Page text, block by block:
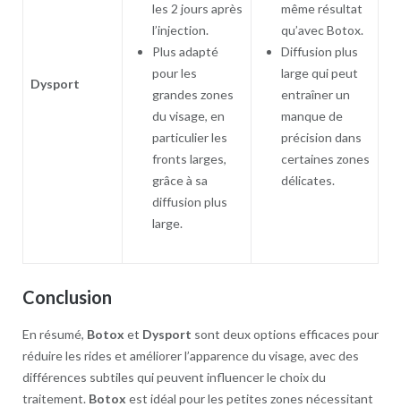
Dysport
les 2 jours après
l’injection.
Plus adapté
pour les
grandes zones
du visage, en
particulier les
fronts larges,
grâce à sa
diffusion plus
large.
même résultat
qu’avec Botox.
Diffusion plus
large qui peut
entraîner un
manque de
précision dans
certaines zones
délicates.
Conclusion
En résumé, Botox et Dysport sont deux options efficaces pour
réduire les rides et améliorer l’apparence du visage, avec des
différences subtiles qui peuvent influencer le choix du
traitement. Botox est idéal pour les petites zones nécessitant